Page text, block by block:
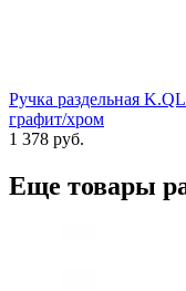
Ручка раздельная
графит/хром
1 378 руб.
Еще товары